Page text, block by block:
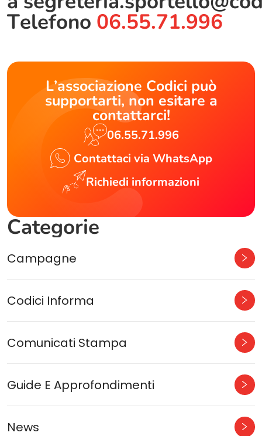
Telefono 06.55.71.996
L’associazione Codici può
supportarti, non esitare a
contattarci!
06.55.71.996
Contattaci via WhatsApp
Richiedi informazioni
Categorie
Campagne
Codici Informa
Comunicati Stampa
Guide E Approfondimenti
News